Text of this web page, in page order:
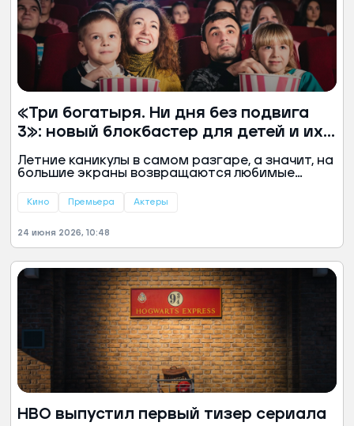
«Три богатыря. Ни дня без подвига
3»: новый блокбастер для детей и их
родителей
Летние каникулы в самом разгаре, а значит, на
большие экраны возвращаются любимые
прокат выходит новый мультфильм «Три
динамичными историями.
Кино Премьера Актеры
24 июня 2026, 10:48
HBO выпустил первый тизер сериала